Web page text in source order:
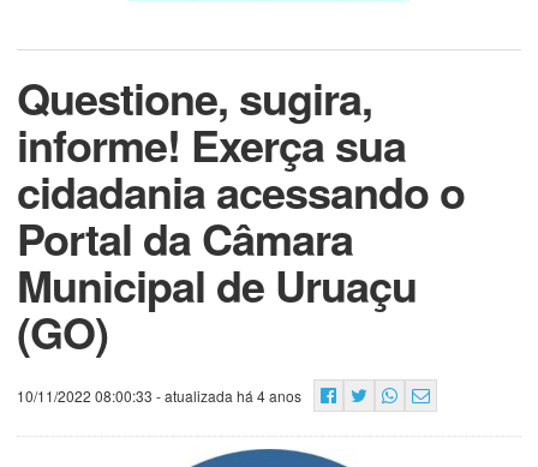
Questione, sugira,
informe! Exerça sua
cidadania acessando o
Portal da Câmara
Municipal de Uruaçu
(GO)
10/11/2022 08:00:33 - atualizada há 4 anos